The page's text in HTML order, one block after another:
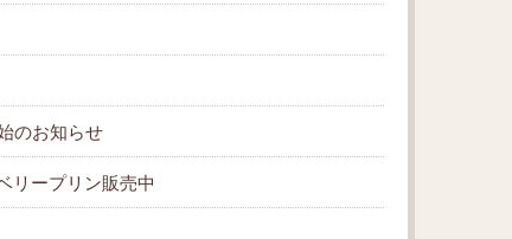
のお知らせ
リープリン販売中